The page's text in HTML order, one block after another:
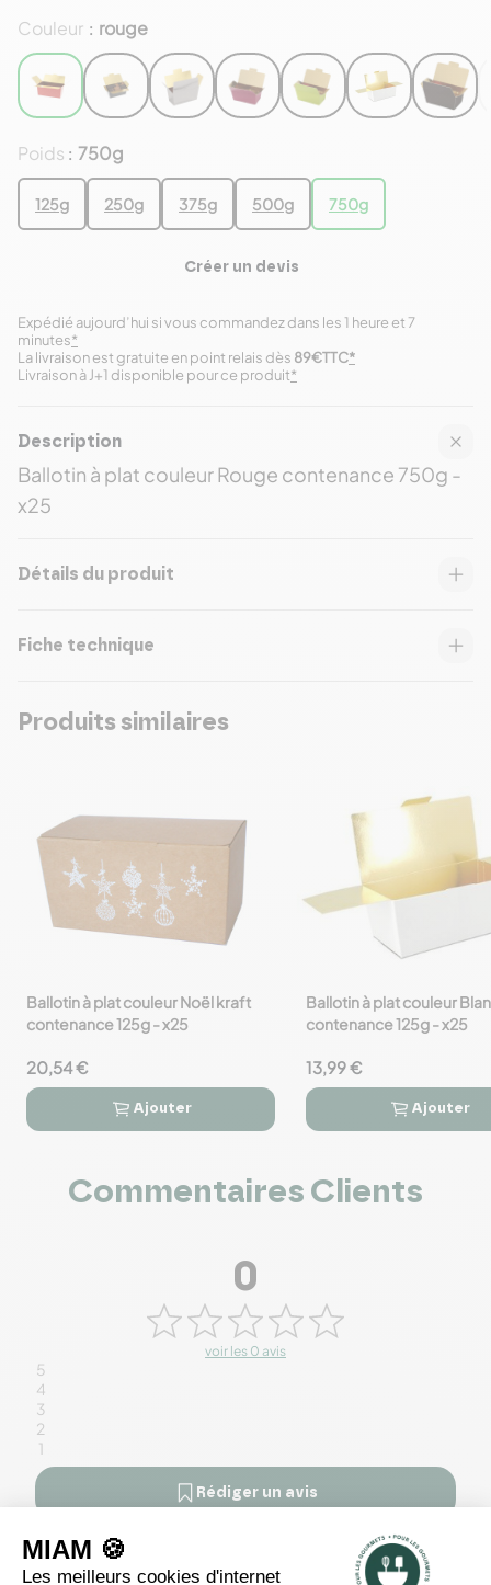
Couleur : rouge
Poids : 750g
125g 250g 375g 500g 750g
Créer un devis
Expédié aujourd’hui si vous commandez dans les 1 heure et 7
minutes*
Livraison à J+1 disponible pour ce produit*
La livraison est gratuite en point relais dès 89€TTC*
Description
Ballotin à plat couleur Rouge contenance 750g -
x25
Détails du produit
Fiche technique
Produits similaires
favorite_border
Ballotin à plat couleur Noël kraft
contenance 125g - x25
20,54 €
 
Ajouter
favorite_border
Ballotin à plat couleur
contenance 125g - x25
13,99 €
 
Ajouter
Commentaires Clients
0
voir les 0 avis
5
4
3
2
1
Rédiger un avis